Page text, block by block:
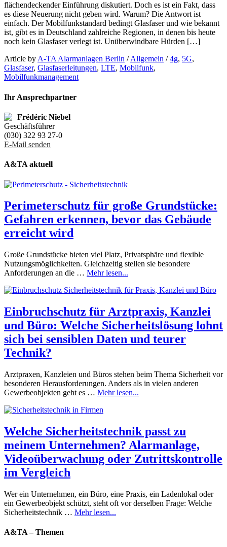
flächendeckender Einführung diskutiert. Doch es ist ein Fakt, dass
es diese Neuerung nicht geben wird. Warum? Die Antwort ist
einfach. Der Mobilfunkstandard bedingt Glasfaser und wie bekannt
ist, gibt es in Deutschland zahlreiche Regionen, in denen bis heute
noch kein Glasfaser verlegt ist. Unüberwindbare Hürden […]
Article byA-TA Alarmanlagen Berlin /Allgemein /4g, 5G,
Glasfaser, Glasfaserleitungen, LTE, Mobilfunk,
Mobilfunkmanagement
Ihr Ansprechpartner
Frédéric Niebel
Geschäftsführer
(030) 322 93 27-0
E-Mail senden
A&TA aktuell
Perimeterschutz für große Grundstücke:
Gefahren erkennen, bevor das Gebäude
erreicht wird
Große Grundstücke bieten viel Platz, Privatsphäre und flexible
Nutzungsmöglichkeiten. Gleichzeitig stellen sie besondere
Anforderungen an die … Mehr lesen...
Einbruchschutz für Arztpraxis, Kanzlei
und Büro: Welche Sicherheitslösung lohnt
sich bei sensiblen Daten und teurer
Technik?
Arztpraxen, Kanzleien und Büros stehen beim Thema Sicherheit vor
besonderen Herausforderungen. Anders als in vielen anderen
Gewerbeobjekten geht es … Mehr lesen...
Welche Sicherheitstechnik passt zu
meinem Unternehmen? Alarmanlage,
Videoüberwachung oder Zutrittskontrolle
im Vergleich
Wer ein Unternehmen, ein Büro, eine Praxis, ein Ladenlokal oder
ein Gewerbeobjekt schützt, steht oft vor derselben Frage: Welche
Sicherheitstechnik … Mehr lesen...
A&TA – Themen